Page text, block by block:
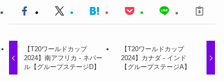
【T20ワールドカップ
2024】南アフリカ - ネパー
ル【グループステージD】
【T20ワールドカップ
2024】カナダ - インド
【グループステージA】